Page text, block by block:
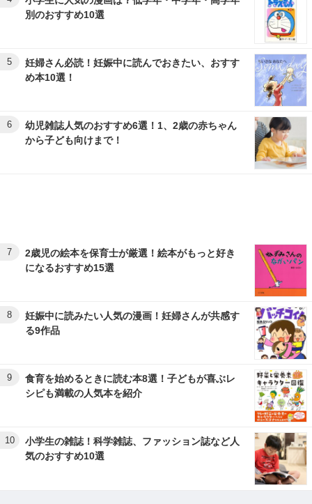
別のおすすめ10選
5
妊婦さん必読！妊娠中に読んでおきたい、おすす
め本10選！
6
幼児雑誌人気のおすすめ6選！1、2歳の赤ちゃん
から子ども向けまで！
7
2歳児の絵本を保育士が厳選！絵本がもっと好き
になるおすすめ15選
8
妊娠中に読みたい人気の漫画！妊婦さんが共感す
る9作品
9
食育を始めるときに読む本8選！子どもが喜ぶレ
シピも満載の人気本を紹介
10
小学生の雑誌！科学雑誌、ファッション誌など人
気のおすすめ10選